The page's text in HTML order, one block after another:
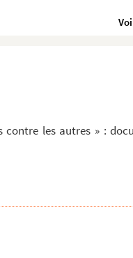
les autres » :